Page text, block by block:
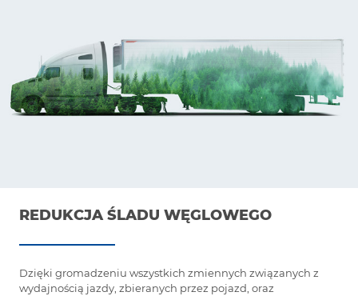
REDUKCJA ŚLADU WĘGLOWEGO
Dzięki gromadzeniu wszystkich zmiennych związanych z
wydajnością jazdy, zbieranych przez pojazd, oraz